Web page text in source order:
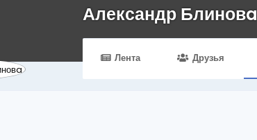
Александр Блиновa
Лента Друзья